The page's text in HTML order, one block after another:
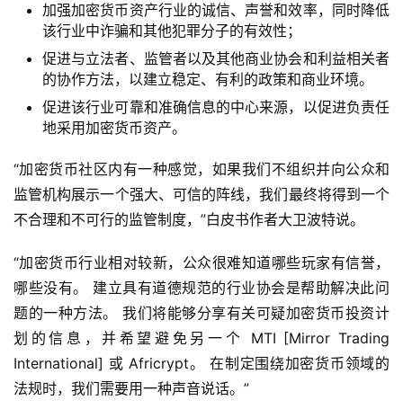
页
信
仰
a
h
r
加强加密货币资产行业的诚信、声誉和效率，同时降低
该行业中诈骗和其他犯罪分子的有效性；
促进与立法者、监管者以及其他商业协会和利益相关者
的协作方法，以建立稳定、有利的政策和商业环境。
促进该行业可靠和准确信息的中心来源，以促进负责任
地采用加密货币资产。
“加密货币社区内有一种感觉，如果我们不组织并向公众和
监管机构展示一个强大、可信的阵线，我们最终将得到一个
不合理和不可行的监管制度，”白皮书作者大卫波特说。
“加密货币行业相对较新，公众很难知道哪些玩家有信誉，
哪些没有。 建立具有道德规范的行业协会是帮助解决此问
题的一种方法。 我们将能够分享有关可疑加密货币投资计
划的信息，并希望避免另一个 MTI [Mirror Trading
International] 或 Africrypt。 在制定围绕加密货币领域的
法规时，我们需要用一种声音说话。”